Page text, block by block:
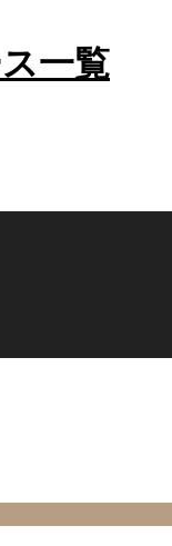
一覧